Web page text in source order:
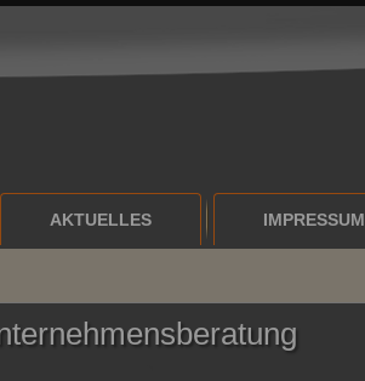
AKTUELLES IMPRESSUM